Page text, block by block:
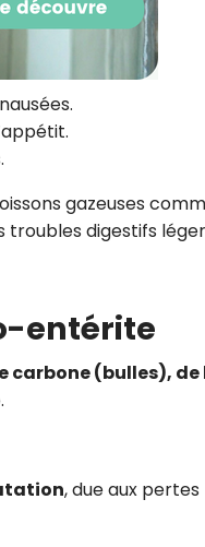
gazeuses
troubles digestifs
entérite
carbone (bulles), de
, due aux pertes
à ce que la société
Players analyse le taux
pour mesurer et
des campagnes.
savoir si vous ouvrez les
laquelle vous le faites ainsi
sur le terminal que
Pour en savoir plus sur ces
mon cadeau !
intégré dans la newsletter. Pour en
prenez connaissance de notre
.